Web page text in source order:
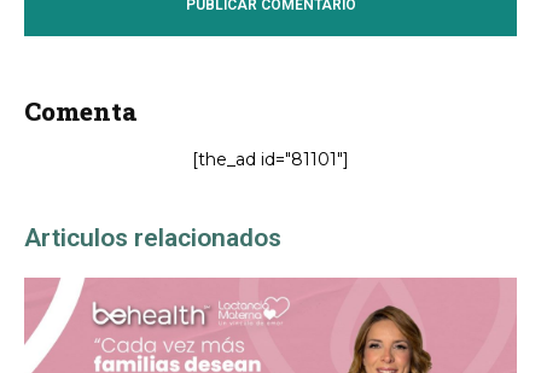
Comenta
[the_ad id="81101"]
Articulos relacionados